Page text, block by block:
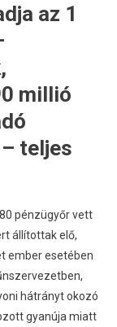
az 1
millió
teljes
pénzügyőr vett
állítottak elő,
ember esetében
hátrányt okozó
gyanúja miatt